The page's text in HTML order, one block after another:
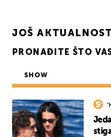
JOŠ AKTUALNOSTI
PRONAĐITE ŠTO
SHOW